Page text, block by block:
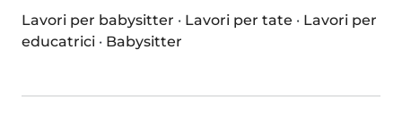
Lavori per babysitter · Lavori per tate · Lavori per
educatrici · Babysitter